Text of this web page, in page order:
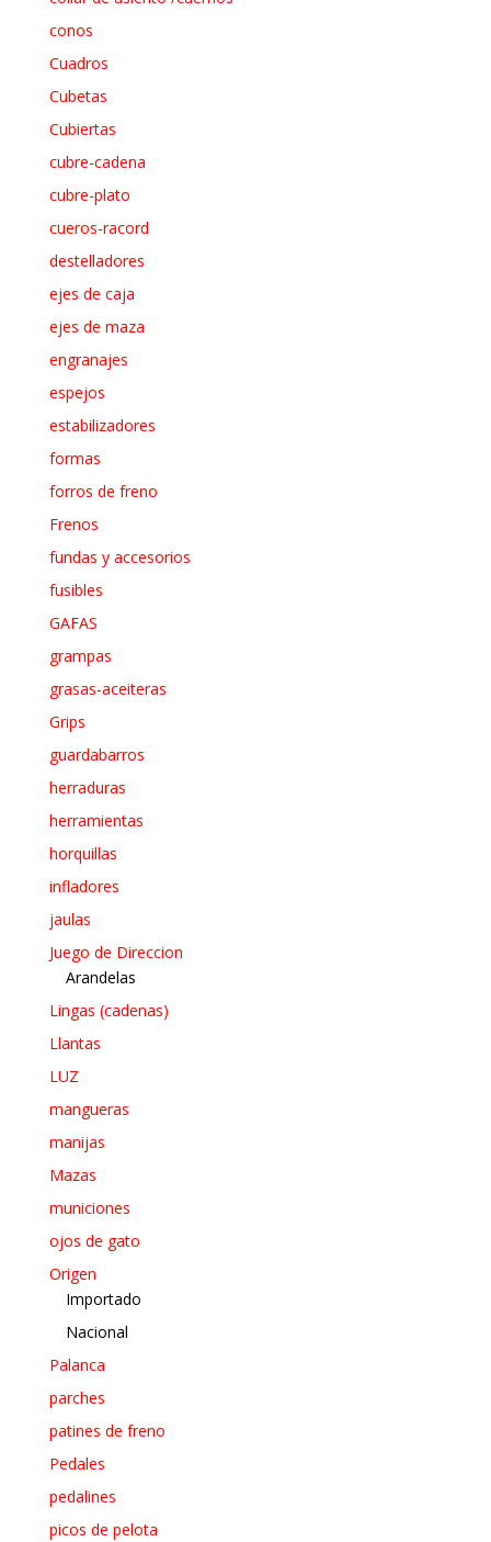
conos
Cuadros
Cubetas
Cubiertas
cubre-cadena
cubre-plato
cueros-racord
destelladores
ejes de caja
ejes de maza
engranajes
espejos
estabilizadores
formas
forros de freno
Frenos
fundas y accesorios
fusibles
GAFAS
grampas
grasas-aceiteras
Grips
guardabarros
herraduras
herramientas
horquillas
infladores
jaulas
Juego de Direccion
Arandelas
Lingas (cadenas)
Llantas
LUZ
mangueras
manijas
Mazas
municiones
ojos de gato
Origen
Importado
Nacional
Palanca
parches
patines de freno
Pedales
pedalines
picos de pelota